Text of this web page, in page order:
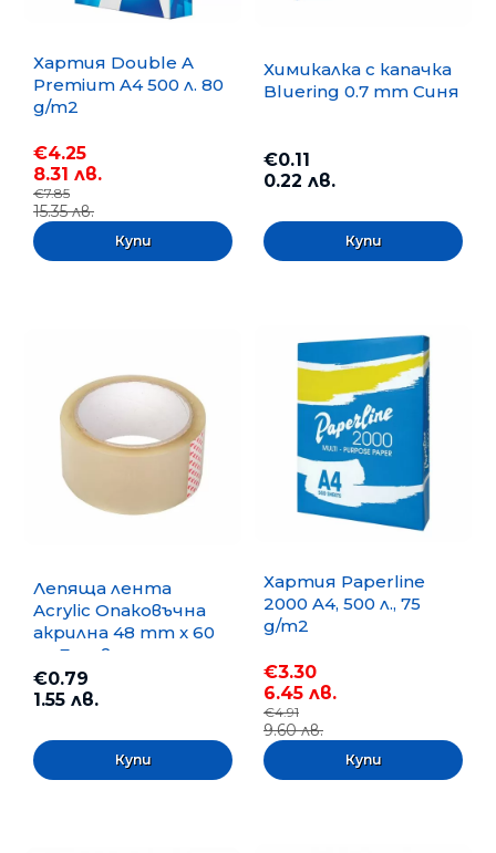
Хартия Double A
Premium A4 500 л. 80
g/m2
€4.25
8.31 лв.
€7.85
15.35 лв.
Химикалка с капачка
Bluering 0.7 mm Синя
€0.11
0.22 лв.
Лепяща лента
Acrylic Опаковъчна
акрилна 48 mm x 60
m, Безцветна
€0.79
1.55 лв.
Хартия Paperline
2000 A4, 500 л., 75
g/m2
€3.30
6.45 лв.
€4.91
9.60 лв.